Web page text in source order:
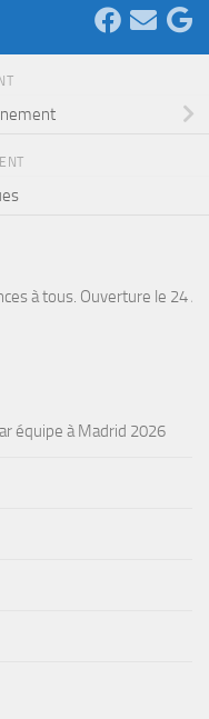
à tous. Ouverture le 24
équipe à Madrid 2026